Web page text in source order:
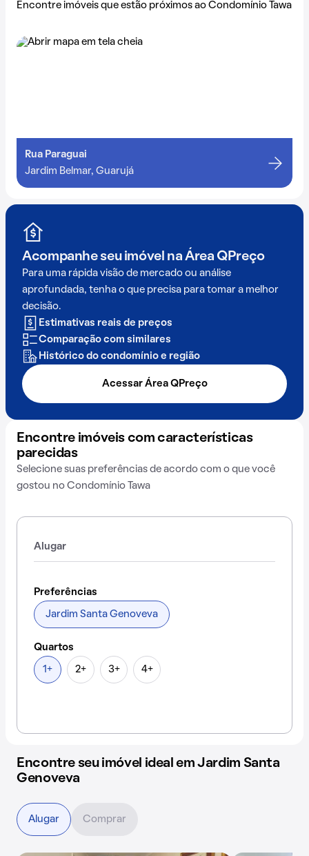
Encontre imóveis que estão próximos ao Condomínio Tawa
Rua Paraguai
Jardim Belmar, Guarujá
Acompanhe seu imóvel na Área QPreço
Para uma rápida visão de mercado ou análise
aprofundada, tenha o que precisa para tomar a melhor
decisão.
Estimativas reais de preços
Comparação com similares
Histórico do condomínio e região
Acessar Área QPreço
Encontre imóveis com características
parecidas
Selecione suas preferências de acordo com o que você
gostou no Condomínio Tawa
Alugar
Preferências
Jardim Santa Genoveva
Quartos
1+ 2+ 3+ 4+
Encontre seu imóvel ideal em Jardim Santa
Genoveva
Alugar Comprar